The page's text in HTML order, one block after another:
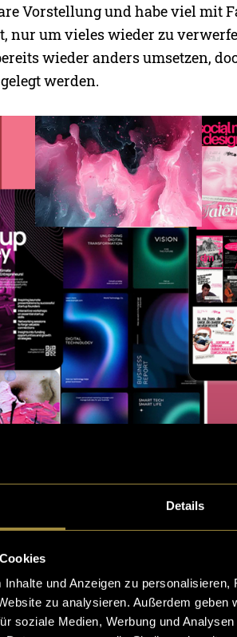
Details
und Anzeigen zu
zu analysieren. Außerdem
soziale Medien, Werbung und
Vorstellung und habe viel mit
nur um vieles wieder zu
wieder anders umsetzen,
werden.